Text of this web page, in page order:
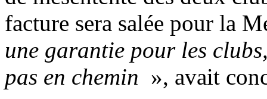
facture sera salée pour la
une garantie pour les
pas en chemin », avait